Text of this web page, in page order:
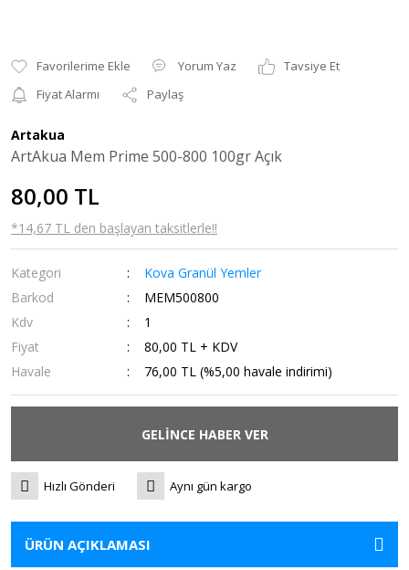
Yorum Yaz
Tavsiye Et
Fiyat Alarmı
Paylaş
Artakua
ArtAkua Mem Prime 500-800 100gr Açık
80,00 TL
*14,67 TL den başlayan taksitlerle!!
Kategori
Kova Granül Yemler
Barkod
MEM500800
Kdv
1
Fiyat
80,00 TL + KDV
Havale
76,00 TL (%5,00 havale indirimi)
GELİNCE HABER VER
Hızlı Gönderi Aynı gün kargo
ÜRÜN AÇIKLAMASI